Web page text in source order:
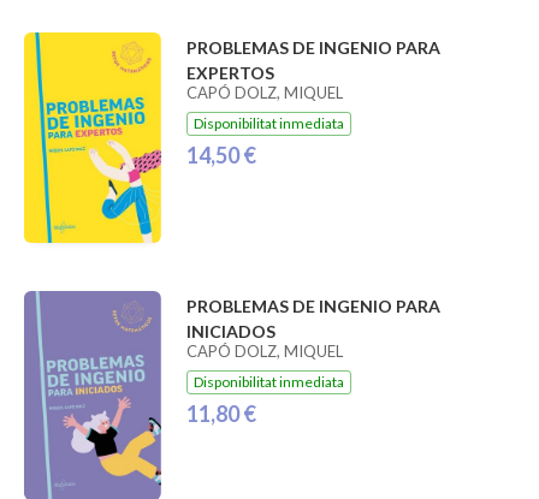
PROBLEMAS DE INGENIO PARA
EXPERTOS
CAPÓ DOLZ, MIQUEL
Disponibilitat inmediata
14,50 €
PROBLEMAS DE INGENIO PARA
INICIADOS
CAPÓ DOLZ, MIQUEL
Disponibilitat inmediata
11,80 €